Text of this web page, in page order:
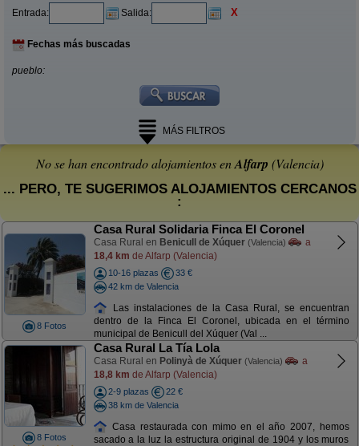
Entrada: Salida: X
Fechas más buscadas
pueblo:
MÁS FILTROS
No se han encontrado alojamientos enAlfarp (Valencia)
... PERO, TE SUGERIMOS ALOJAMIENTOS CERCANOS
:
8 Fotos
Casa Rural Solidaria Finca El Coronel
Casa Rural en Benicull de Xúquer (Valencia)
a
18,4 km de Alfarp (Valencia)
10-16 plazas
33 €
42 km de Valencia
Las instalaciones de la Casa Rural, se encuentran
dentro de la Finca El Coronel, ubicada en el término
municipal de Benicull del Xúquer (Val ...
8 Fotos
Casa Rural La Tía Lola
Casa Rural en Polinyà de Xúquer (Valencia)
a
18,8 km de Alfarp (Valencia)
2-9 plazas
22 €
38 km de Valencia
Casa restaurada con mimo en el año 2007, hemos
sacado a la luz la estructura original de 1904 y los muros